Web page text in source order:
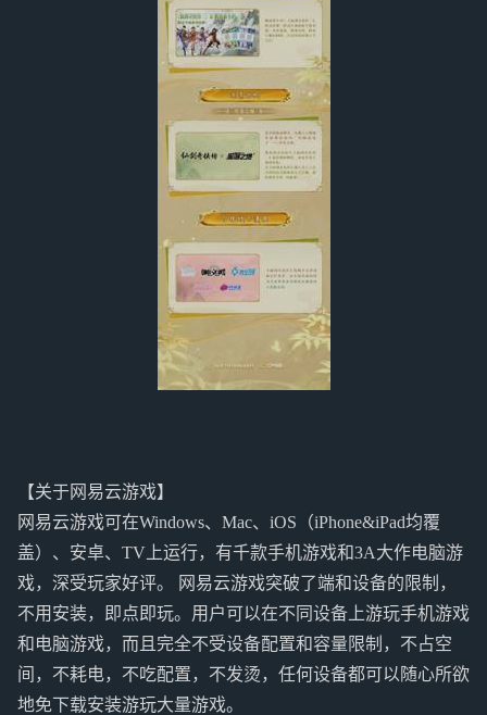
【关于网易云游戏】
网易云游戏可在Windows、Mac、iOS（iPhone&iPad均覆
盖）、安卓、TV上运行，有千款手机游戏和3A大作电脑游
戏，深受玩家好评。 网易云游戏突破了端和设备的限制，
不用安装，即点即玩。用户可以在不同设备上游玩手机游戏
和电脑游戏，而且完全不受设备配置和容量限制，不占空
间，不耗电，不吃配置，不发烫，任何设备都可以随心所欲
地免下载安装游玩大量游戏。